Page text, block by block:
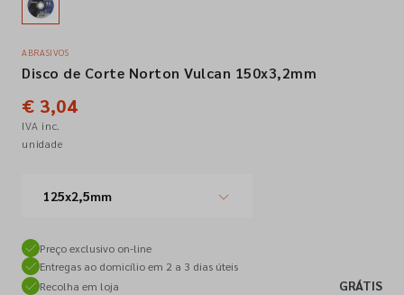
Siga-nos nas redes sociais
ABRASIVOS
Disco de Corte Norton Vulcan 150x3,2mm
€ 3,04
IVA inc.
unidade
125x2,5mm
Preço exclusivo on-line
Entregas ao domicílio em 2 a 3 dias úteis
Recolha em loja
GRÁTIS